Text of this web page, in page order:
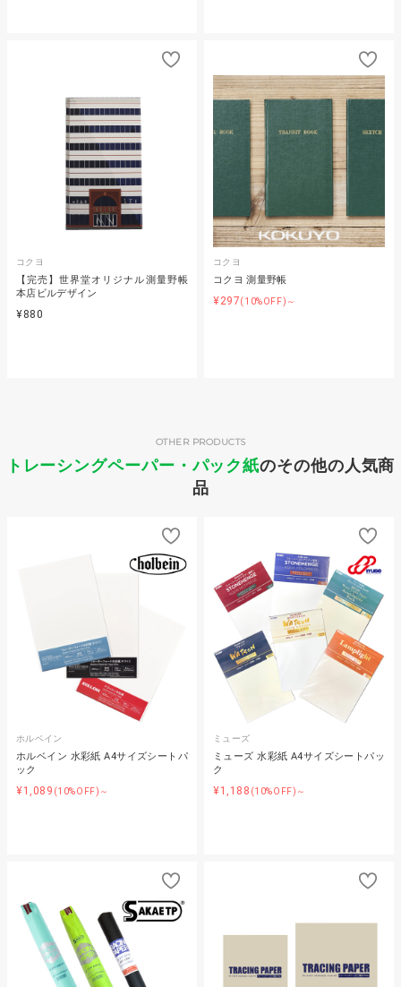
コクヨ
【完売】世界堂オリジナル測量野帳
本店ビルデザイン
¥880
コクヨ
コクヨ 測量野帳
¥297(10%OFF)～
トレーシングペーパー・パック紙のその他の人気商
品
OTHER PRODUCTS
ホルベイン
ホルベイン 水彩紙 A4サイズシートパ
ック
¥1,089 (10%OFF)～
ミューズ
ミューズ 水彩紙 A4サイズシートパッ
ク
¥1,188 (10%OFF)～